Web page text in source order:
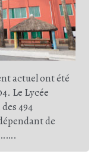
actuel ont été
Le Lycée
494
de